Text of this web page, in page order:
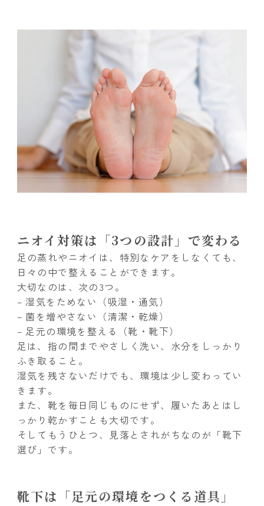
ニオイ対策は「3つの設計」で変わる
足の蒸れやニオイは、特別なケアをしなくても、
日々の中で整えることができます。
大切なのは、次の3つ。
– 湿気をためない（吸湿・通気）
– 菌を増やさない（清潔・乾燥）
– 足元の環境を整える（靴・靴下）
足は、指の間までやさしく洗い、水分をしっかり
ふき取ること。
湿気を残さないだけでも、環境は少し変わってい
きます。
また、靴を毎日同じものにせず、履いたあとはし
っかり乾かすことも大切です。
そしてもうひとつ、見落とされがちなのが「靴下
選び」です。
靴下は「足元の環境をつくる道具」